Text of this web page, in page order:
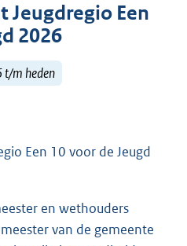
Een
2026
m heden
Een 10 voor de Jeugd
en wethouders
van de gemeente